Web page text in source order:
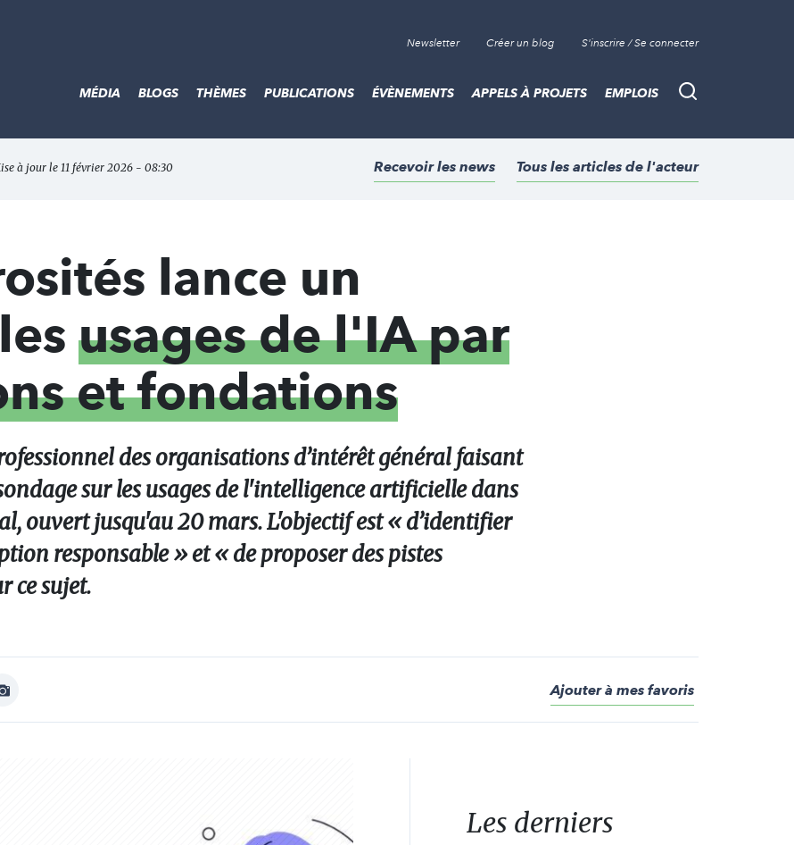
Newsletter Créer un blog S'inscrire / Se connecter
Recherche
MÉDIA BLOGS THÈMES PUBLICATIONS ÉVÈNEMENTS APPELS À PROJETS EMPLOIS
à jour le 11 février 2026 - 08:30 Recevoir les news Tous les articles de l'acteur
lance un
usages de l'IA par
et fondations
des organisations d’intérêt général faisant
sur les usages de l'intelligence artificielle dans
ouvert jusqu'au 20 mars. L'objectif est « d’identifier
responsable » et « de proposer des pistes
ce sujet.
Afficher
Ajouter à mes favoris
Les derniers